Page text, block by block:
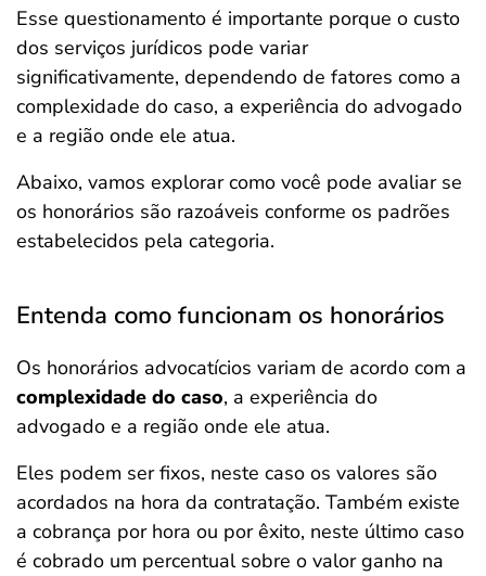
Esse questionamento é importante porque o custo
dos serviços jurídicos pode variar
significativamente, dependendo de fatores como a
complexidade do caso, a experiência do advogado
e a região onde ele atua.
Abaixo, vamos explorar como você pode avaliar se
os honorários são razoáveis conforme os padrões
estabelecidos pela categoria.
Entenda como funcionam os honorários
Os honorários advocatícios variam de acordo com a
complexidade do caso, a experiência do
advogado e a região onde ele atua.
Eles podem ser fixos, neste caso os valores são
acordados na hora da contratação. Também existe
a cobrança por hora ou por êxito, neste último caso
é cobrado um percentual sobre o valor ganho na